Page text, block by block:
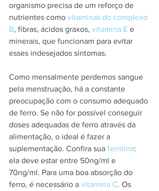
organismo precisa de um reforço de
nutrientes como vitaminas do complexo
B, fibras, ácidos graxos, vitamina E e
minerais, que funcionam para evitar
esses indesejados sintomas.
Como mensalmente perdemos sangue
pela menstruação, há a constante
preocupação com o consumo adequado
de ferro. Se não for possível conseguir
doses adequadas de ferro através da
alimentação, o ideal é fazer a
suplementação. Confira sua ferritina:
ela deve estar entre 50ng/ml e
70ng/ml. Para uma boa absorção do
ferro, é necessário a vitamina C. Os